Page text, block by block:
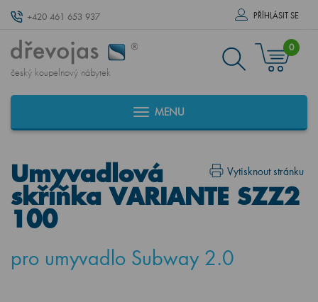
+420 461 653 937 PŘÍHLÁSIT SE
český koupelnový nábytek
0
MENU
Vytisknout stránku
Umyvadlová
skříňka VARIANTE SZZ2
100
pro umyvadlo Subway 2.0